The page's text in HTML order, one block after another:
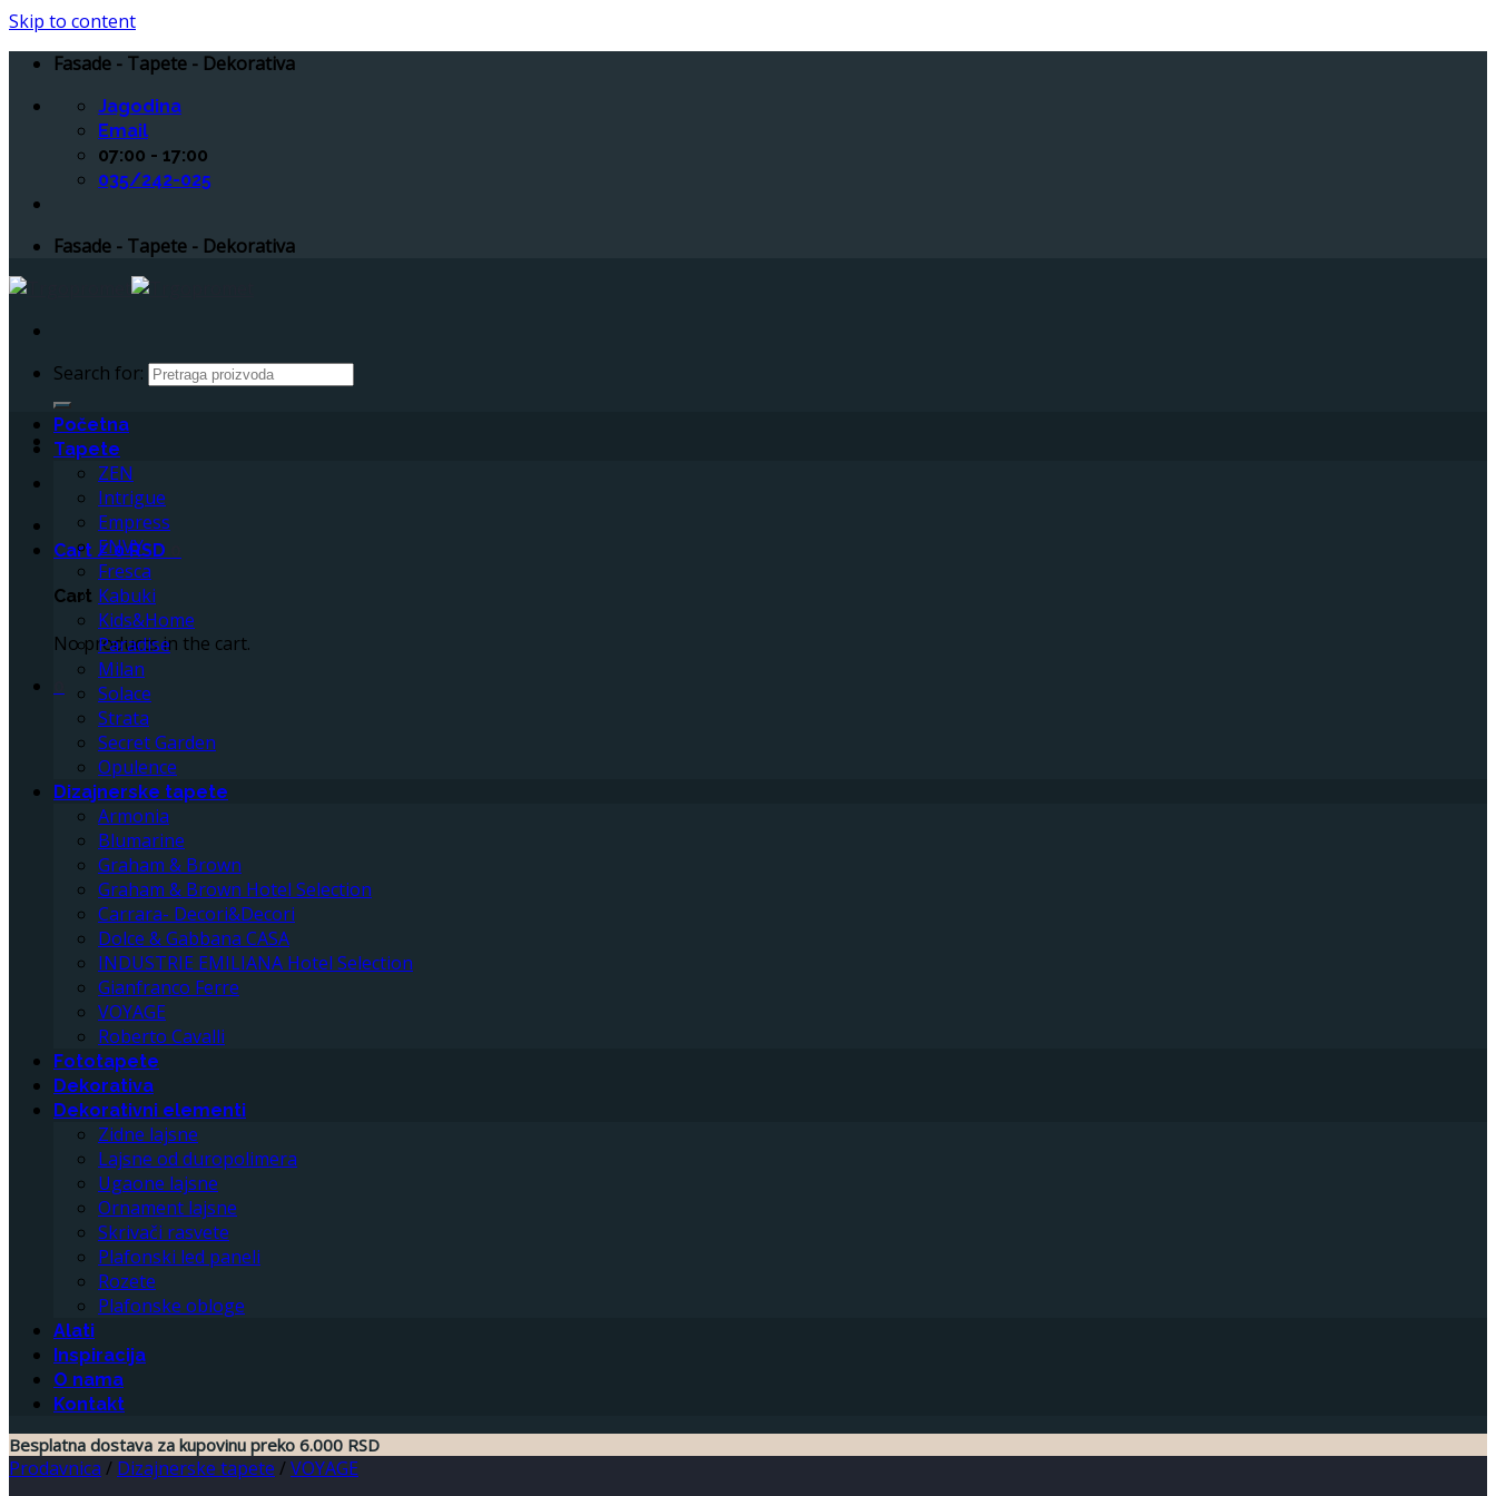
Skip to content
Fasade - Tapete - Dekorativa
Jagodina
Email
07:00 - 17:00
035/242-025
Fasade - Tapete - Dekorativa
Search for:
Cart /0RSD
Cart
No products in the cart.
Početna
Tapete
ZEN
Intrigue
Empress
ENVY
Fresca
Kabuki
Kids&Home
Paradise
Milan
Solace
Strata
Secret Garden
Opulence
Dizajnerske tapete
Armonia
Blumarine
Graham & Brown
Graham & Brown Hotel Selection
Carrara- Decori&Decori
Dolce & Gabbana CASA
INDUSTRIE EMILIANA Hotel Selection
Gianfranco Ferre
VOYAGE
Roberto Cavalli
Fototapete
Dekorativa
Dekorativni elementi
Zidne lajsne
Lajsne od duropolimera
Ugaone lajsne
Ornament lajsne
Skrivači rasvete
Plafonski led paneli
Rozete
Plafonske obloge
Alati
Inspiracija
O nama
Kontakt
Besplatna dostava za kupovinu preko 6.000 RSD
Prodavnica / Dizajnerske tapete /VOYAGE